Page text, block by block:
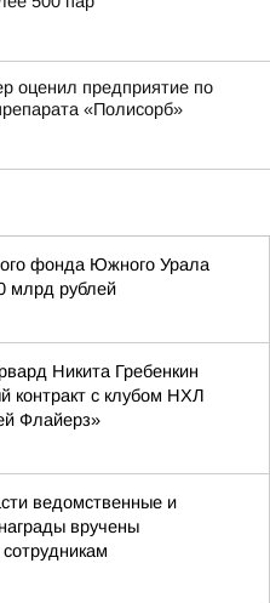
оценил предприятие по
«Полисорб»
фонда Южного Урала
млрд рублей
Никита Гребенкин
контракт с клубом НХЛ
Флайерз»
ведомственные и
вручены